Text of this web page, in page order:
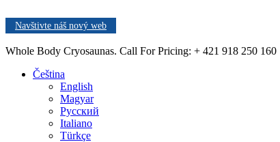
Navštivte náš nový web
Whole Body Cryosaunas. Call For Pricing: + 421 918 250 160
Čeština
English
Magyar
Русский
Italiano
Türkçe